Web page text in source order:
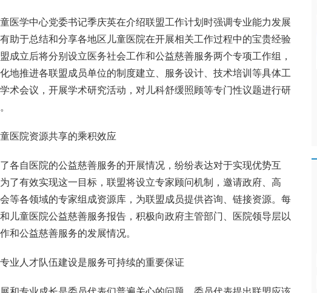
医学中心党委书记季庆英在介绍联盟工作计划时强调专业能力发展
助于总结和分享各地区儿童医院在开展相关工作过程中的宝贵经验
成立后将分别设立医务社会工作和公益慈善服务两个专项工作组，
地推进各联盟成员单位的制度建立、服务设计、技术培训等具体工
术会议，开展学术研究活动，对儿科舒缓照顾等专门性议题进行研
医院资源共享的乘积效应
各自医院的公益慈善服务的开展情况，纷纷表达对于实现优势互
了有效实现这一目标，联盟将设立专家顾问机制，邀请政府、高
等各领域的专家组成资源库，为联盟成员提供咨询、链接资源。每
儿童医院公益慈善服务报告，积极向政府主管部门、医院领导层以
和公益慈善服务的发展情况。
业人才队伍建设是服务可持续的重要保证